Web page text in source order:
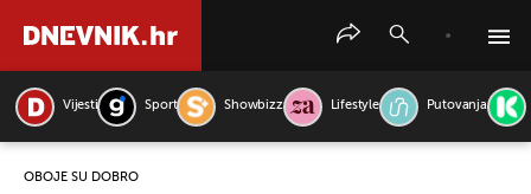
Vijesti Sport Showbizz Lifestyle Putovanja
OBOJE SU DOBRO
PRETRAŽITE VIJESTI